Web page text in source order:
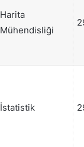
Harita
Mühendisliği
İstatistik